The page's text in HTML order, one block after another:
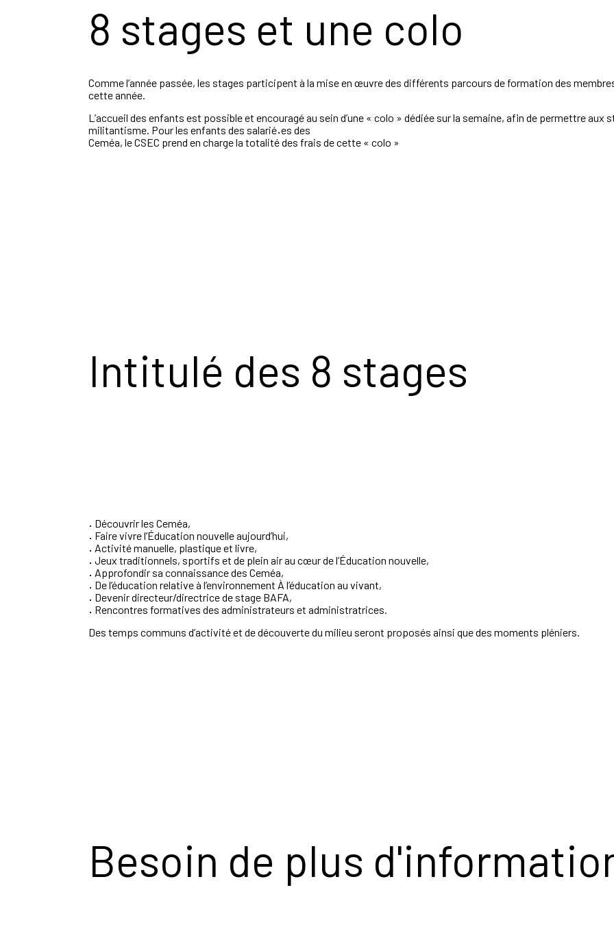
8 stages et une colo
Comme l’année passée, les stages participent à la mise en œuvre des différents parcours de formation des
cette année.
L’accueil des enfants est possible et encouragé au sein d’une « colo » dédiée sur la semaine, afin de permettre
militantisme. Pour les enfants des salarié·es des
Ceméa, le CSEC prend en charge la totalité des frais de cette « colo »
Intitulé des 8 stages
· Découvrir les Ceméa,
· Faire vivre l’Éducation nouvelle aujourd’hui,
· Activité manuelle, plastique et livre,
· Jeux traditionnels, sportifs et de plein air au cœur de l’Éducation nouvelle,
· Approfondir sa connaissance des Ceméa,
· De l’éducation relative à l’environnement À l’éducation au vivant,
· Devenir directeur/directrice de stage BAFA,
· Rencontres formatives des administrateurs et administratrices.
Des temps communs d’activité et de découverte du milieu seront proposés ainsi que des moments pléniers.
Besoin de plus